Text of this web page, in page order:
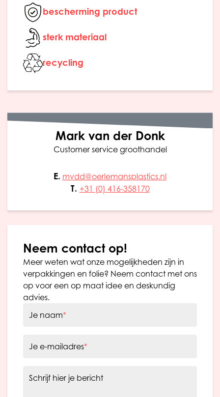
bescherming product
sterk materiaal
recycling
Mark van der Donk
Customer service groothandel
E. mvdd@oerlemansplastics.nl
T. +31 (0) 416-358170
Neem contact op!
Meer weten wat onze mogelijkheden zijn in
verpakkingen en folie? Neem contact met ons
op voor een op maat idee en deskundig
advies.
Je naam*
Je e-mailadres*
Schrijf hier je bericht